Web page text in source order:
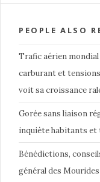
PEOPLE ALSO
Trafic aérien mondial
carburant et
voit sa croissance
Gorée sans liaison
inquiète habitants et
Bénédictions,
général des